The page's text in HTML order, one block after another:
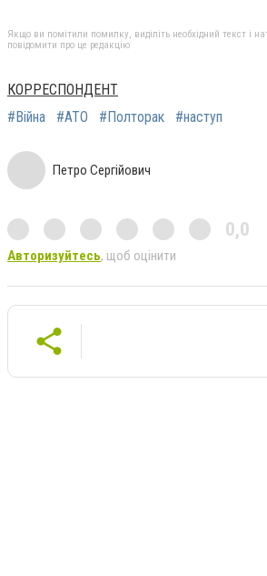
Якщо ви помітили помилку, виділіть необхідний текст і
повідомити про це редакцію
КОРРЕСПОНДЕНТ
#Війна
#АТО #Полторак #наступ
Петро Сергійович
0,0
Авторизуйтесь, щоб оцінити